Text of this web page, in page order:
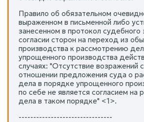
Правило об обязательном
выраженном в письменной либо
занесенном в протокол судебного
согласии сторон на переход из
производства к рассмотрению
упрощенного производства
случаях: "Отсутствие возражений
отношении предложения суда о
дела в порядке упрощенного
по себе не является согласием на
дела в таком порядке" <1>.
--------------------------------